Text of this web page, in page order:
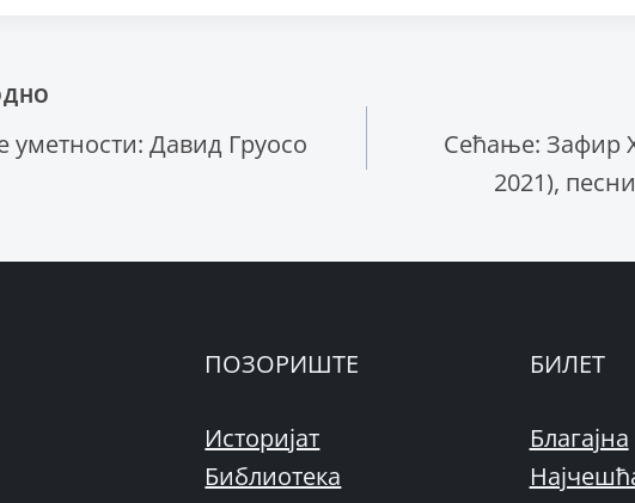
Давид Груосо
Сећање: Зафир
2021),
ПОЗОРИШТЕ
Историјат
Библиотека
БИЛЕТ
Благајна